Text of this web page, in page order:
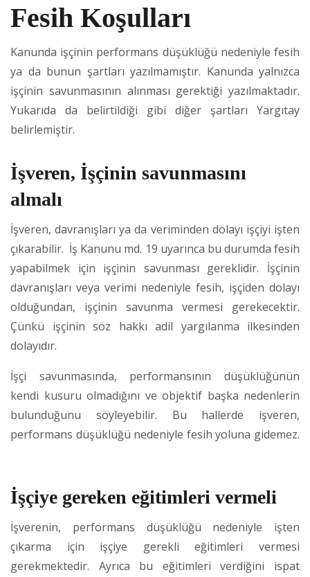
Fesih Koşulları
Kanunda işçinin performans düşüklüğü nedeniyle fesih
ya da bunun şartları yazılmamıştır. Kanunda yalnızca
işçinin savunmasının alınması gerektiği yazılmaktadır.
Yukarıda da belirtildiği gibi diğer şartları Yargıtay
belirlemiştir.
İşveren, İşçinin savunmasını
almalı
İşveren, davranışları ya da veriminden dolayı işçiyi işten
çıkarabilir. İş Kanunu md. 19 uyarınca bu durumda fesih
yapabilmek için işçinin savunması gereklidir. İşçinin
davranışları veya verimi nedeniyle fesih, işçiden dolayı
olduğundan, işçinin savunma vermesi gerekecektir.
Çünkü işçinin söz hakkı adil yargılanma ilkesinden
dolayıdır.
İşçi savunmasında, performansının düşüklüğünün
kendi kusuru olmadığını ve objektif başka nedenlerin
bulunduğunu söyleyebilir. Bu hallerde işveren,
performans düşüklüğü nedeniyle fesih yoluna gidemez.
İşçiye gereken eğitimleri vermeli
İşverenin, performans düşüklüğü nedeniyle işten
çıkarma için işçiye gerekli eğitimleri vermesi
gerekmektedir. Ayrıca bu eğitimleri verdiğini ispat